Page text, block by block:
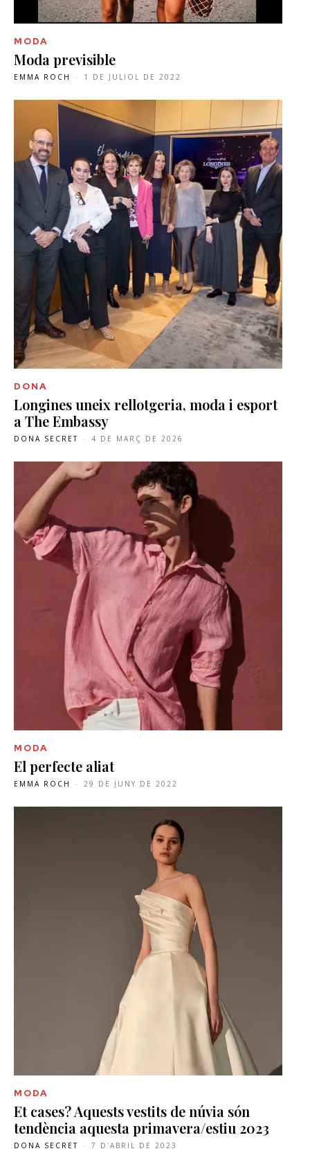
MODA
Moda previsible
EMMA ROCH - 1 DE JULIOL DE 2022
DONA
Longines uneix rellotgeria, moda i esport
a The Embassy
DONA SECRET - 4 DE MARÇ DE 2026
MODA
El perfecte aliat
EMMA ROCH - 29 DE JUNY DE 2022
MODA
Et cases? Aquests vestits de núvia són
tendència aquesta primavera/estiu 2023
DONA SECRET - 7 D'ABRIL DE 2023